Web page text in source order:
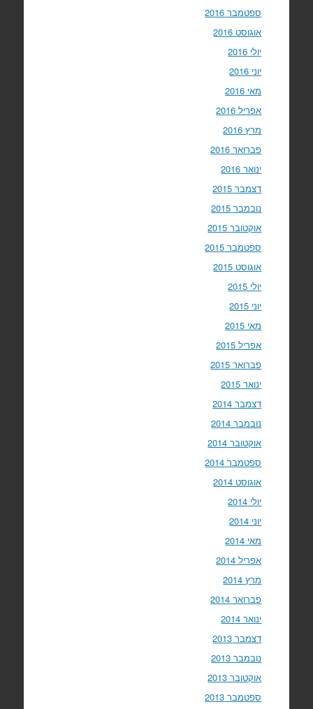
ספטמבר 2016
אוגוסט 2016
יולי 2016
יוני 2016
מאי 2016
אפריל 2016
מרץ 2016
פברואר 2016
ינואר 2016
דצמבר 2015
נובמבר 2015
אוקטובר 2015
ספטמבר 2015
אוגוסט 2015
יולי 2015
יוני 2015
מאי 2015
אפריל 2015
פברואר 2015
ינואר 2015
דצמבר 2014
נובמבר 2014
אוקטובר 2014
ספטמבר 2014
אוגוסט 2014
יולי 2014
יוני 2014
מאי 2014
אפריל 2014
מרץ 2014
פברואר 2014
ינואר 2014
דצמבר 2013
נובמבר 2013
אוקטובר 2013
ספטמבר 2013